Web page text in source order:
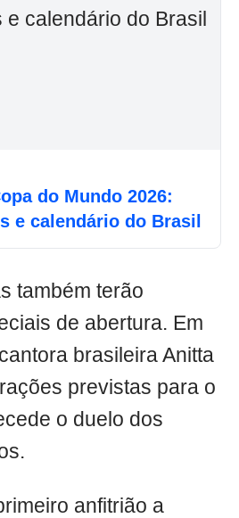
do Mundo 2026:
e calendário do Brasil
também terão
de abertura. Em
brasileira Anitta
previstas para o
o duelo dos
anfitrião a